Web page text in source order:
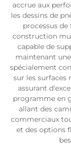
accrue aux
les dessins de
processus
construction
capable de
maintenant
spécialement
sur les surfaces
assurant
programme en
allant des
commerciaux
et des options